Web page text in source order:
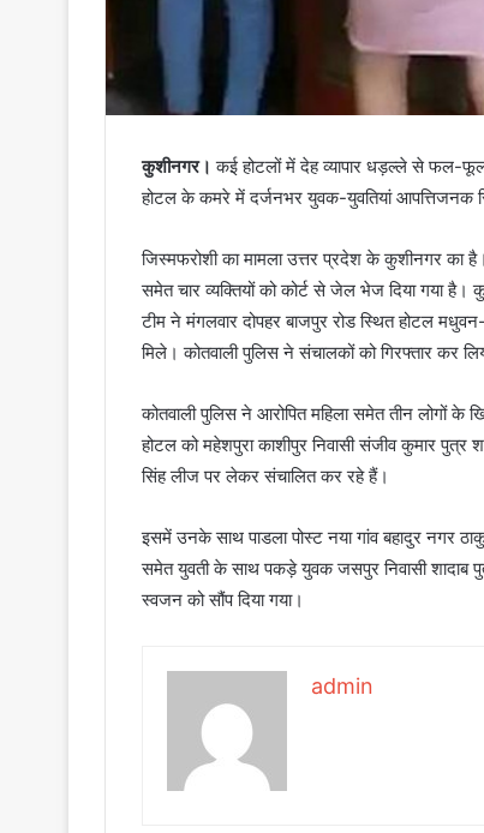
कुशीनगर। कई होटलों में देह व्यापार धड़ल्ले से फल-
होटल के कमरे में दर्जनभर युवक-युवतियां आपत्तिजनक
जिस्मफरोशी का मामला उत्तर प्रदेश के कुशीनगर का है।
समेत चार व्यक्तियों को कोर्ट से जेल भेज दिया गया है।
टीम ने मंगलवार दोपहर बाजपुर रोड स्थित होटल
मिले। कोतवाली पुलिस ने संचालकों को गिरफ्तार कर
कोतवाली पुलिस ने आरोपित महिला समेत तीन लोगों के
होटल को महेशपुरा काशीपुर निवासी संजीव कुमार पुत्र
सिंह लीज पर लेकर संचालित कर रहे हैं।
इसमें उनके साथ पाडला पोस्ट नया गांव बहादुर नगर
समेत युवती के साथ पकड़े युवक जसपुर निवासी शादाब
स्वजन को सौंप दिया गया।
admin